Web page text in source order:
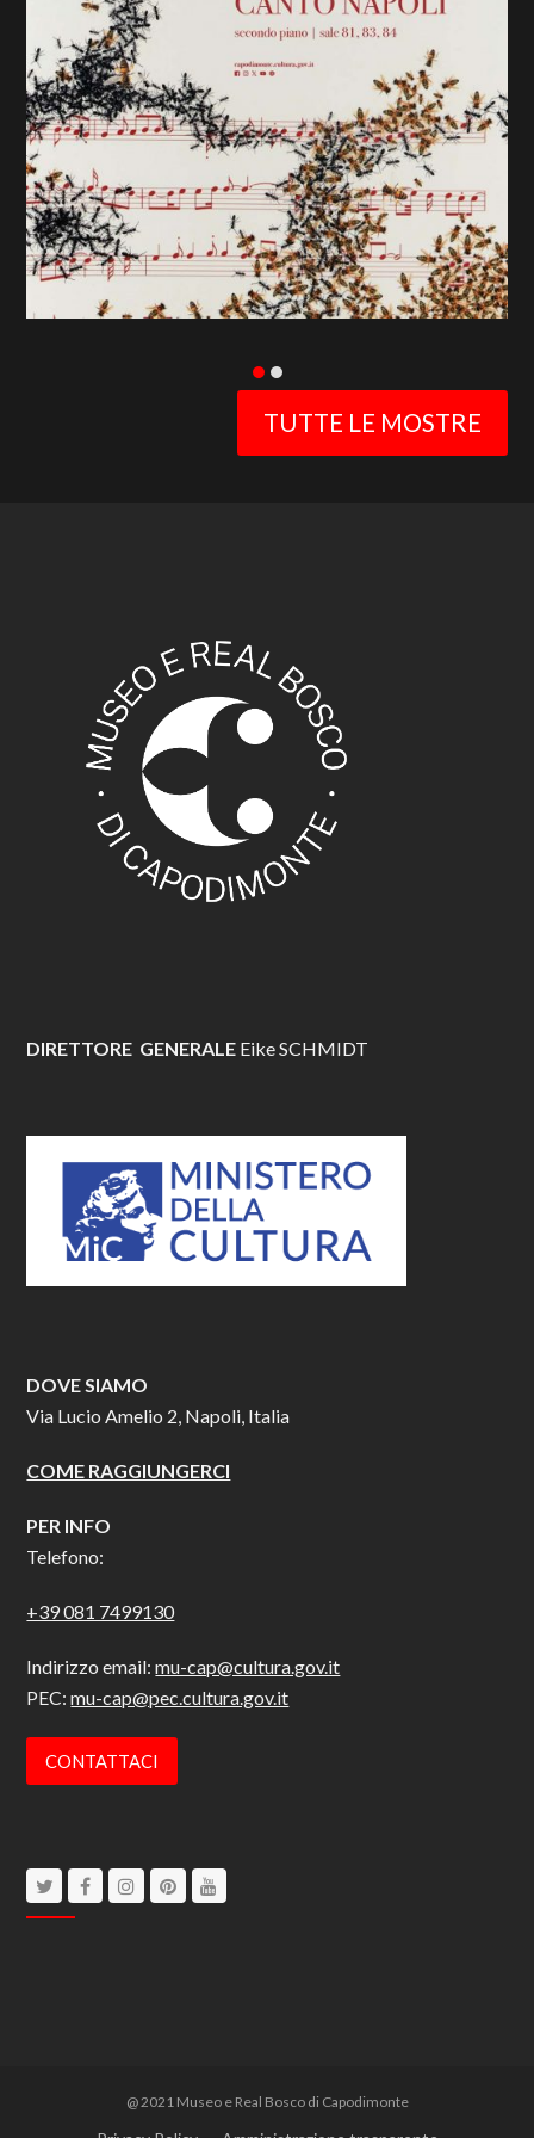
TUTTE LE MOSTRE
DIRETTORE GENERALE Eike SCHMIDT
DOVE SIAMO
Via Lucio Amelio 2, Napoli, Italia
COME RAGGIUNGERCI
PER INFO
Telefono:
+39 081 7499130
Indirizzo email:mu-cap@cultura.gov.it
PEC:mu-cap@pec.cultura.gov.it
CONTATTACI
TwitterFacebookInstagram
Pinterest
@ 2021 Museo e Real Bosco di Capodimonte